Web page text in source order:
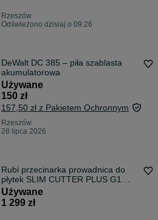
Rzeszów
Odświeżono dzisiaj o 09:26
DeWalt DC 385 – piła szablasta
akumulatorowa
Używane
150 zł
157,50 zł z Pakietem Ochronnym
Rzeszów
28 lipca 2026
Rubi przecinarka prowadnica do
płytek SLIM CUTTER PLUS G1
zestaw
Używane
1 299 zł